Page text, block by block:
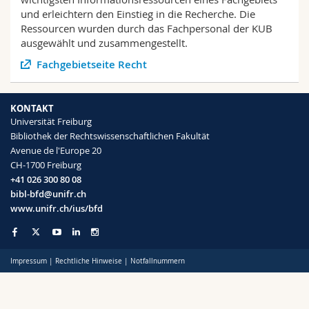
Math.-Nat. und Med. Fak.
Interfakultär
Mitarbeitende
Doktorierende
Webmail
Vorlesungsverzeichnis
MyUnifr
und erleichtern den Einstieg in die Recherche. Die
Ressourcen wurden durch das Fachpersonal der KUB
ausgewählt und zusammengestellt.
Fachgebietseite Recht
KONTAKT
Universität Freiburg
Bibliothek der Rechtswissenschaftlichen Fakultät
Avenue de l'Europe 20
CH-1700 Freiburg
+41 026 300 80 08
bibl-bfd@unifr.ch
www.unifr.ch/ius/bfd
Impressum | Rechtliche Hinweise | Notfallnummern